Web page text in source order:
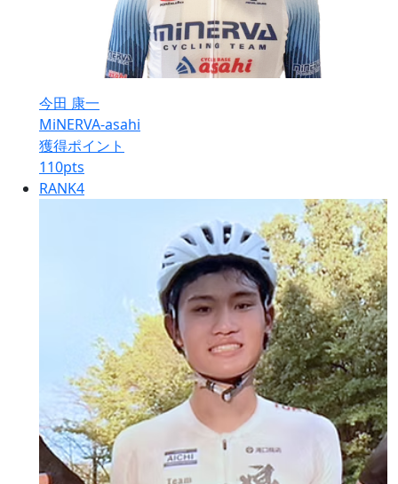
今田 康一
MiNERVA-asahi
獲得ポイント
110pts
RANK4